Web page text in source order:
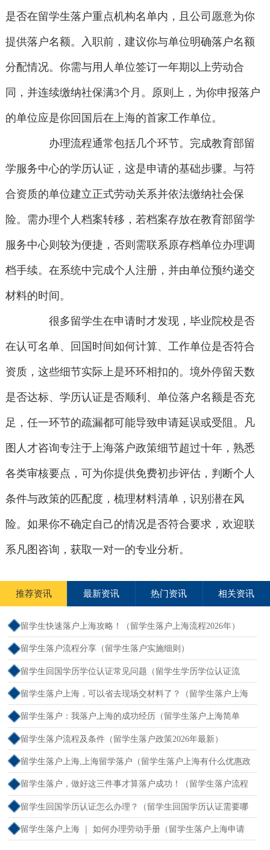
是否在留学生落户重点机构名单内，且公司愿意为你
提供落户名额。入职前，建议你与单位明确落户名额
分配情况。你需与用人单位签订一年期以上劳动合
同，并连续缴纳社保满3个月。原则上，为你申报落户
的单位应是你回国后在上海的首家工作单位。
办理流程通常包括几个环节。完成教育部留
学服务中心的学历认证，这是申请的基础步骤。与符
合资质的单位建立正式劳动关系并依法缴纳社会保
险。需办理个人档案转移，若档案存放在教育部留学
服务中心则较为便捷，否则需联系原存档单位办理调
档手续。在系统中完成个人注册，并由单位预约递交
材料的时间。
很多留学生在申请时才发现，毕业院校是否
在认可名单、回国时间如何计算、工作单位是否符合
资质，这些细节实际上是环环相扣的。境外停留天数
是否达标、学历认证是否顺利、单位落户名额是否充
足，任一环节的疏漏都可能导致申请延误或受阻。凡
图人才咨询专注于上海落户政策细节超过十年，熟悉
各类审核要点，可为你提供免费初步评估，判断个人
条件与政策的匹配度，梳理材料清单，识别潜在风
险。如果你不确定自己的情况是否符合要求，欢迎联
系凡图咨询，获取一对一的专业分析。
推荐资讯 最新资讯 热门资讯 相关资讯
留学生快速落户上海攻略！（留学生落户上海流程2026年）
留学生落户流程分享（留学生落户实施细则）
留学生回国学历学位认证常见问题（留学生学历学位认证流
程）
留学生落户上海，可以省去现场交材料了？（留学生落户上海
递交材料可以自己去吗）
留学生落户：我落户上海的成功经历（留学生落户上海简单
吗）
留学生落户流程及条件（留学生落户政策2026年最新）
留学生落户上海,上海留学落户（留学生落户上海有什么优惠政
策政策）
留学生落户，做好这三件事才算落户成功！（留学生落户流程
及条件）
留学生回国学历认证怎么办理？（留学生回国学历认证需要哪
些材料）
留学生落户上海 ｜ 如何办理劳动手册（留学生落户上海申请